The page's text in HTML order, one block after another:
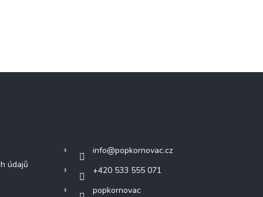
údajů
info@popkornovac.cz
+420 533 555 071
popkornovac